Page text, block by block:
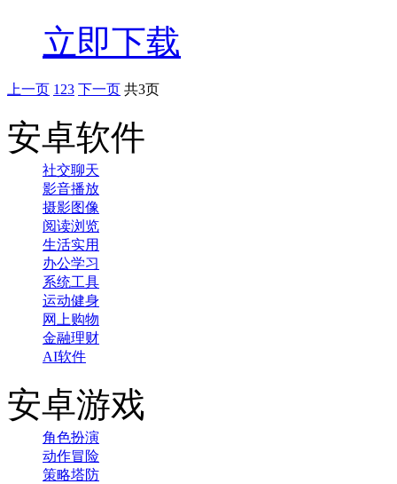
立即下载
上一页 1 23 下一页 共3页
安卓软件
社交聊天
影音播放
摄影图像
阅读浏览
生活实用
办公学习
系统工具
运动健身
网上购物
金融理财
AI软件
安卓游戏
角色扮演
动作冒险
策略塔防